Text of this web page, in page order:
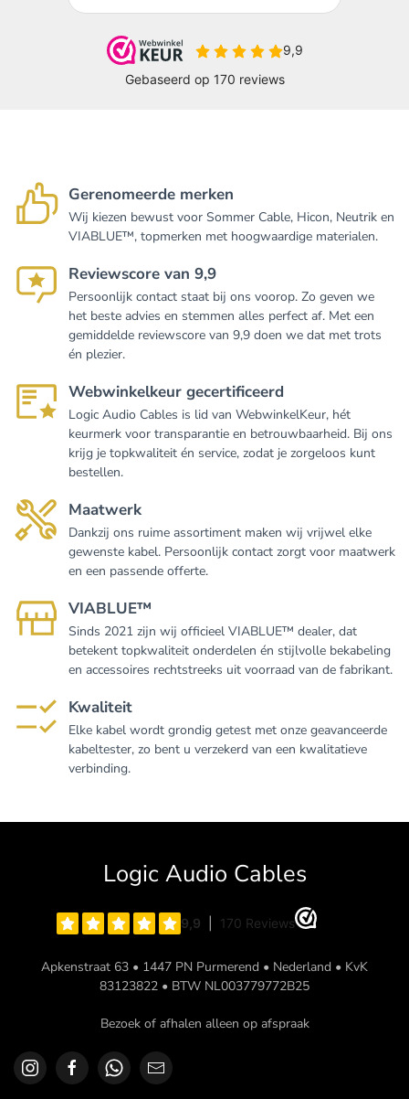
Gerenomeerde merken
Wij kiezen bewust voor Sommer Cable, Hicon, Neutrik en
VIABLUE™, topmerken met hoogwaardige materialen.
Reviewscore van 9,9
Persoonlijk contact staat bij ons voorop. Zo geven we
het beste advies en stemmen alles perfect af. Met een
gemiddelde reviewscore van 9,9 doen we dat met trots
én plezier.
Webwinkelkeur gecertificeerd
Logic Audio Cables is lid van WebwinkelKeur, hét
keurmerk voor transparantie en betrouwbaarheid. Bij ons
krijg je topkwaliteit én service, zodat je zorgeloos kunt
bestellen.
Maatwerk
Dankzij ons ruime assortiment maken wij vrijwel elke
gewenste kabel. Persoonlijk contact zorgt voor maatwerk
en een passende offerte.
VIABLUE™
Sinds 2021 zijn wij officieel VIABLUE™ dealer, dat
betekent topkwaliteit onderdelen én stijlvolle bekabeling
en accessoires rechtstreeks uit voorraad van de fabrikant.
Kwaliteit
Elke kabel wordt grondig getest met onze geavanceerde
kabeltester, zo bent u verzekerd van een kwalitatieve
verbinding.
Logic Audio Cables
Apkenstraat 63 • 1447 PN Purmerend • Nederland • KvK
83123822 • BTW NL003779772B25
Bezoek of afhalen alleen op afspraak